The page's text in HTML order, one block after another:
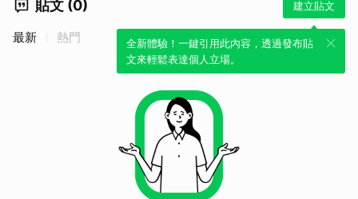
貼文 (0) 建立貼文
全新體驗！一鍵引用此內容，透過發布貼
文來輕鬆表達個人立場。
最新 熱門